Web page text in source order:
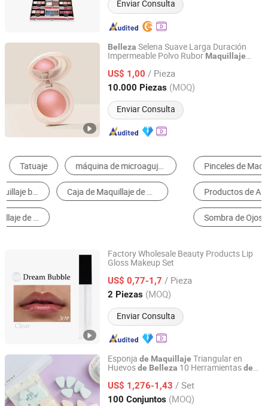
Enviar Consulta
Belleza Selena Suave Larga Duración
Impermeable Polvo Rubor Maquillaje
US$ 1,00 / Pieza
10.000 Piezas (MOQ)
Enviar Consulta
Guangzhou Bo Xuan Ya Cosmetics Co., Ltd.
Guangdong, China Desde 2025
Pinceles de Maquillaje Pestañas Postizas
Productos de Arte Corporal Brillo de Labios
Sombra de Ojos
Factory Wholesale Beauty Products Lip
Gloss Makeup Set
US$ 0,77-1,7 / Pieza
2 Piezas (MOQ)
Enviar Consulta
Shenzhen Vili Cosmetics Co., Ltd
Guangdong, China Desde 2023
Esponja de Maquillaje Triangular en
Huevosde Belleza 10 Herramientasde
US$ 1,276-1,43 / Set
100 Conjuntos (MOQ)
Guangzhou King Style Trading Co., Ltd.
Guangdong, China Desde 2019